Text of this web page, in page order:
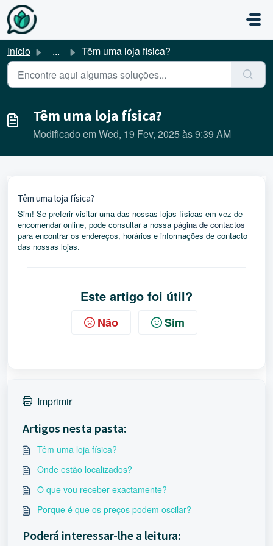
Avançar para o conteúdo principal
Início ... Têm uma loja física?
Têm uma loja física?
Modificado em Wed, 19 Fev, 2025 às 9:39 AM
Têm uma loja física?
Sim! Se preferir visitar uma das nossas lojas físicas em vez de
encomendar online, pode consultar a nossa página de contactos
para encontrar os endereços, horários e informações de contacto
das nossas lojas.
Este artigo foi útil?
Não Sim
Imprimir
Artigos nesta pasta:
Têm uma loja física?
Onde estão localizados?
O que vou receber exactamente?
Porque é que os preços podem oscilar?
Poderá interessar-lhe a leitura: